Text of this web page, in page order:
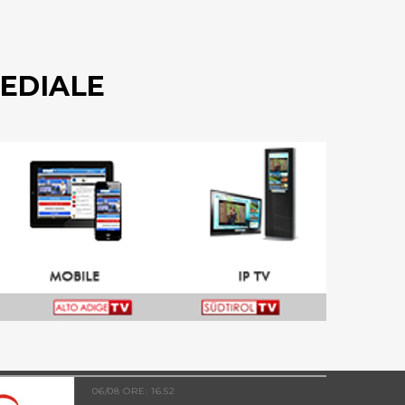
06/08 ORE: 16.52